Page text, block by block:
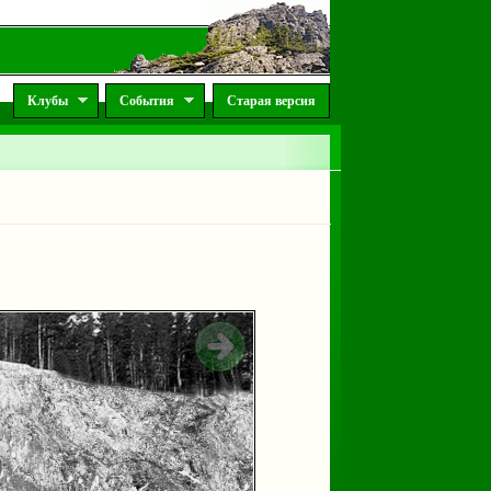
Клубы События Старая версия